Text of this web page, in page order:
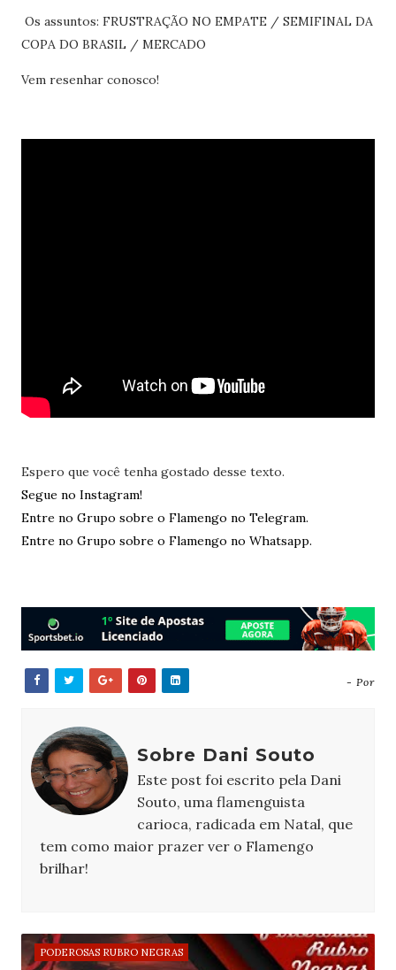
Os assuntos: FRUSTRAÇÃO NO EMPATE / SEMIFINAL DA
COPA DO BRASIL / MERCADO
Vem resenhar conosco!
Espero que você tenha gostado desse texto.
Segue no Instagram!
Entre no Grupo sobre o Flamengo no Telegram.
Entre no Grupo sobre o Flamengo no Whatsapp.
- Por
Sobre Dani Souto
Este post foi escrito pela Dani
Souto, uma flamenguista
carioca, radicada em Natal, que
tem como maior prazer ver o Flamengo
brilhar!
PODEROSAS RUBRO NEGRAS